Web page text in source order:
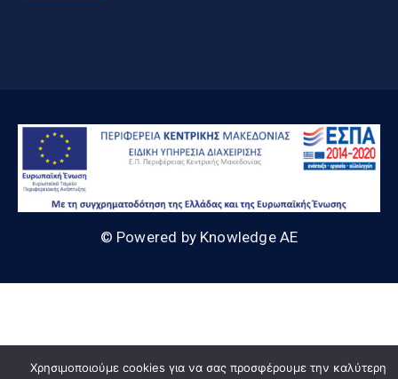
© Powered by Knowledge AE
Χρησιμοποιούμε cookies για να σας προσφέρουμε την καλύτερη